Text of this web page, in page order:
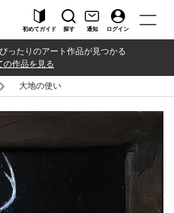
初めてガイド 探す 通知 ログイン
ったりのアート作品が見つかる
の作品を見る
大地の使い